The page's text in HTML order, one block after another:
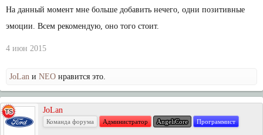
На данный момент мне больше добавить нечего, одни позитивные
эмоции. Всем рекомендую, оно того стоит.
4 июн 2015
JoLan и NEO нравится это.
JoLan
Команда форума Администратор AngeliCore Программист